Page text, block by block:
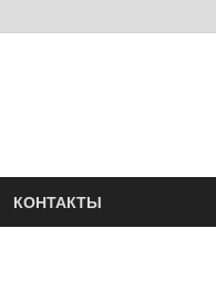
КОНТАКТЫ